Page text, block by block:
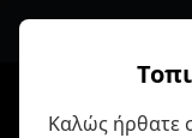
Καλώς ήρθατε